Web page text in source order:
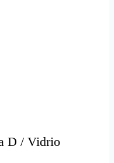
D / Vidrio